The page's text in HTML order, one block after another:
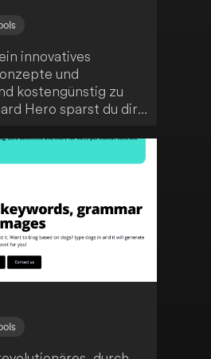
innovatives
und
kostengünstig zu
Hero sparst du dir
den Einsatz
deine Videoideen